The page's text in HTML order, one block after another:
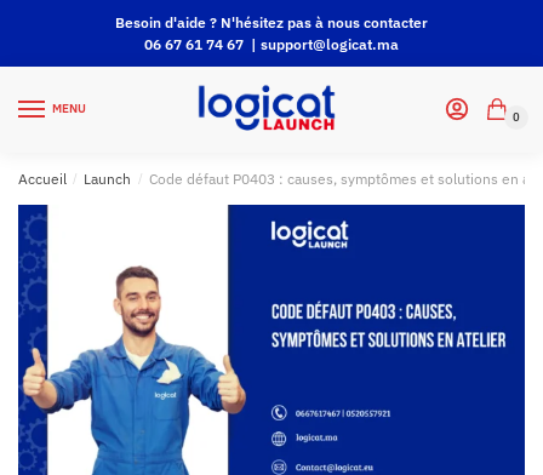
Besoin d'aide ? N'hésitez pas à nous contacter
06 67 61 74 67 | support@logicat.ma
MENU
0
Accueil / Launch / Code défaut P0403 : causes, symptômes et solutions en